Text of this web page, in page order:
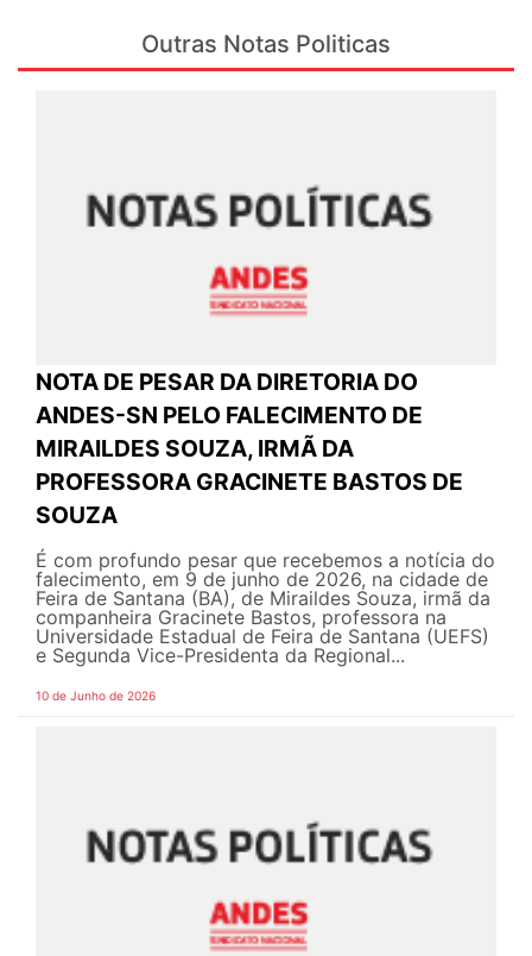
Outras Notas Politicas
NOTA DE PESAR DA DIRETORIA DO
ANDES-SN PELO FALECIMENTO DE
MIRAILDES SOUZA, IRMÃ DA
PROFESSORA GRACINETE BASTOS DE
SOUZA
É com profundo pesar que recebemos a notícia do
falecimento, em 9 de junho de 2026, na cidade de
Feira de Santana (BA), de Miraildes Souza, irmã da
companheira Gracinete Bastos, professora na
Universidade Estadual de Feira de Santana (UEFS)
e Segunda Vice-Presidenta da Regional...
10 de Junho de 2026